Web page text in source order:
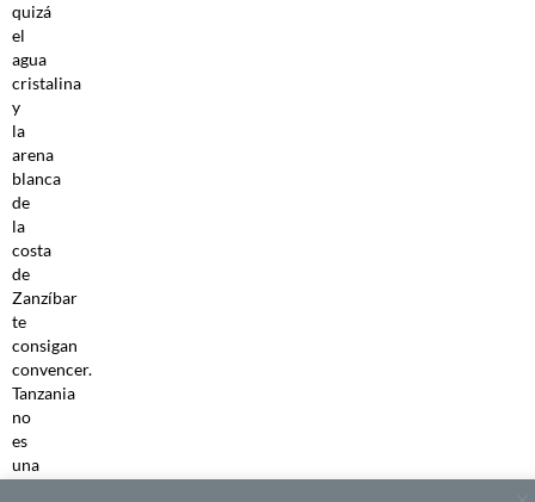
quizá
el
agua
cristalina
y
la
arena
blanca
de
la
costa
de
Zanzíbar
te
consigan
convencer.
Tanzania
no
es
una